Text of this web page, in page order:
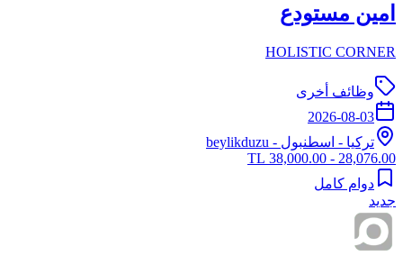
امين مستودع
HOLISTIC CORNER
وظائف أخرى
2026-08-03
تركيا - اسطنبول - beylikduzu
28,076.00 - 38,000.00 TL
دوام كامل
جديد